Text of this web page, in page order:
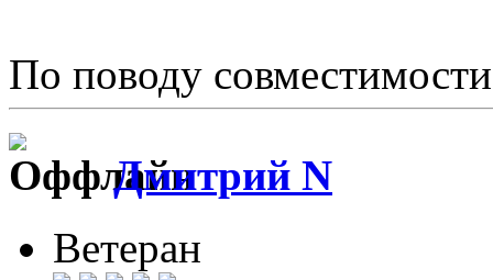
По поводу
Дмитрий N
Ветеран